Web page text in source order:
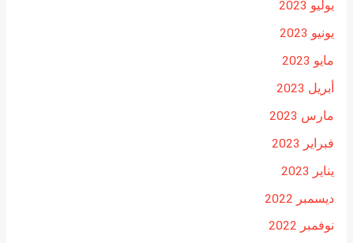
يوليو 2023
يونيو 2023
مايو 2023
أبريل 2023
مارس 2023
فبراير 2023
يناير 2023
ديسمبر 2022
نوفمبر 2022